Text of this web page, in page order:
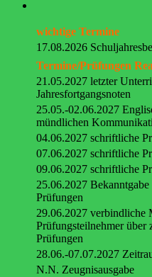
wichtige Termine
17.08.2026
Termine/Prüfungen
21.05.2027 letzter
Jahresfortgangsnoten
25.05.-02.06.2027
mündlichen
04.06.2027 schriftliche
07.06.2027 schriftliche
09.06.2027 schriftliche
25.06.2027
Prüfungen
29.06.2027 verbindliche
Prüfungsteilnehmer über
Prüfungen
28.06.-07.07.2027
N.N. Zeugnisausgabe